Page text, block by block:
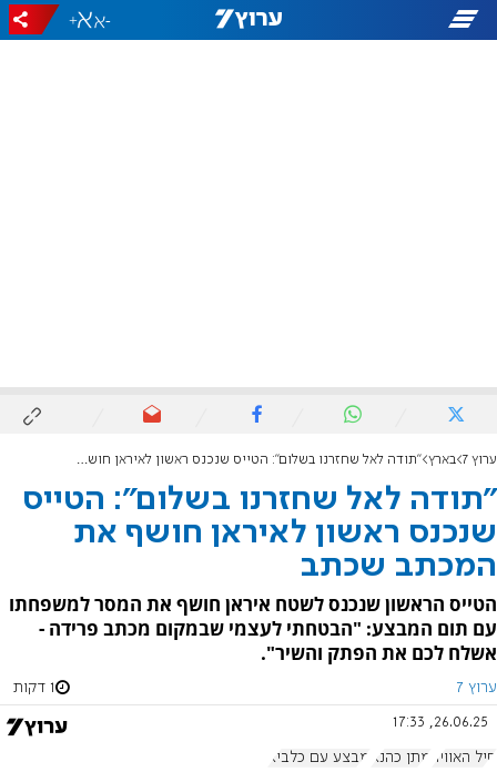
-
+
ערוץ 7 בארץ "תודה לאל שחזרנו בשלום": הטייס שנכנס ראשון לאיראן חושף את המכתב שכתב
"תודה לאל שחזרנו בשלום": הטייס
שנכנס ראשון לאיראן חושף את
המכתב שכתב
הטייס הראשון שנכנס לשטח איראן חושף את המסר למשפחתו
עם תום המבצע: "הבטחתי לעצמי שבמקום מכתב פרידה -
אשלח לכם את הפתק והשיר".
ערוץ 7 1 דקות
26.06.25, 17:33
חיל האוויר מתן כהנא מבצע עם כלביא